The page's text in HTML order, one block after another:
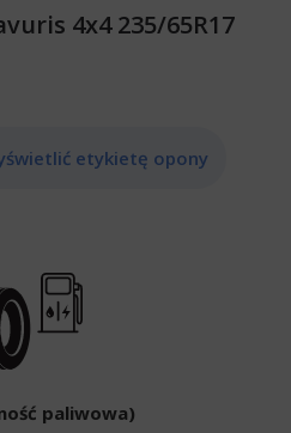
4x4 235/65R17
etykietę opony
paliwowa)